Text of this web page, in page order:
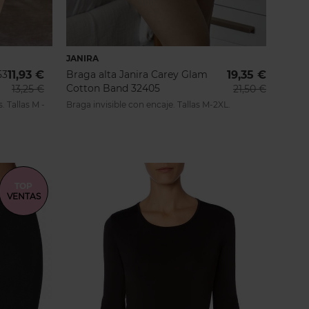
casi pantalones! Elegantes,
13,25 €
11,93 €
Tallas M -
JANIRA
Braga alta Janira Carey Glam
Cotton Band 32405
21,50 €
19,35 €
Braga invisible con encaje. Tallas M-2XL.
VENTAS